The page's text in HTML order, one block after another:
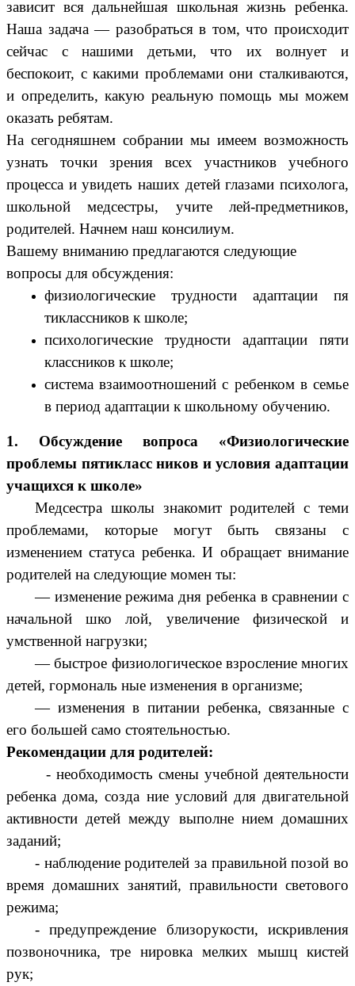
зависит вся дальнейшая школьная жизнь ребенка.
Наша задача — разобраться в том, что происходит
сейчас с нашими детьми, что их волнует и
беспокоит, с какими проблемами они сталкиваются,
и определить, какую реальную помощь мы можем
оказать ребятам.
На сегодняшнем собрании мы имеем возможность
узнать точки зрения всех участников учебного
процесса и увидеть наших детей глазами психолога,
школьной медсестры, учите лей-предметников,
родителей. Начнем наш консилиум.
Вашему вниманию предлагаются следующие
вопросы для обсуждения:
физиологические трудности адаптации пя
тиклассников к школе;
психологические трудности адаптации пяти
классников к школе;
система взаимоотношений с ребенком в семье
в период адаптации к школьному обучению.
1. Обсуждение вопроса «Физиологические
проблемы пятикласс ников и условия адаптации
учащихся к школе»
Медсестра школы знакомит родителей с теми
проблемами, которые могут быть связаны с
изменением статуса ребенка. И обращает внимание
родителей на следующие момен ты:
— изменение режима дня ребенка в сравнении с
начальной шко лой, увеличение физической и
умственной нагрузки;
— быстрое физиологическое взросление многих
детей, гормональ ные изменения в организме;
— изменения в питании ребенка, связанные с
его большей само стоятельностью.
Рекомендации для родителей:
- необходимость смены учебной деятельности
ребенка дома, созда ние условий для двигательной
активности детей между выполне нием домашних
заданий;
- наблюдение родителей за правильной позой во
время домашних занятий, правильности светового
режима;
- предупреждение близорукости, искривления
позвоночника, тре нировка мелких мышц кистей
рук;